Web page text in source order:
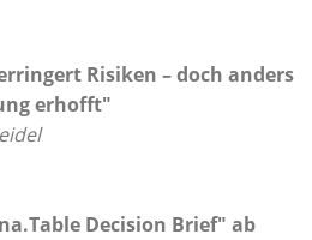
Risiken – doch anders
erhofft"
Decision Brief" ab